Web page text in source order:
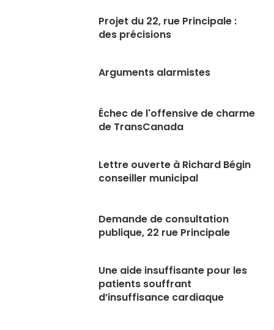
Projet du 22, rue Principale :
des précisions
Arguments alarmistes
Échec de l'offensive de charme
de TransCanada
Lettre ouverte à Richard Bégin
conseiller municipal
Demande de consultation
publique, 22 rue Principale
Une aide insuffisante pour les
patients souffrant
d’insuffisance cardiaque